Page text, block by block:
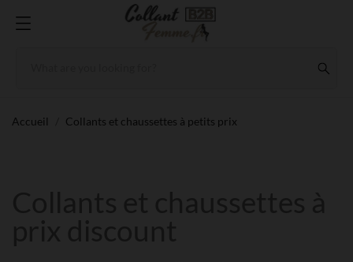
Accueil Collants et chaussettes à petits prix